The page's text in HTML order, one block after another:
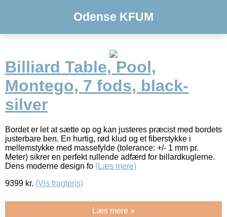
Odense KFUM
Billiard Table, Pool,
Montego, 7 fods, black-
silver
Bordet er let at sætte op og kan justeres præcist med bordets
justerbare ben. En hurtig, rød klud og et fiberstykke i
mellemstykke med massefylde (tolerance: +/- 1 mm pr.
Meter) sikrer en perfekt rullende adfærd for billardkuglerne.
Dens moderne design fo (Læs mere)
9399 kr. (Vis fragtpris)
Læs mere »